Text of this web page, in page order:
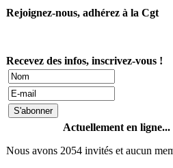
Rejoignez-nous, adhérez à la Cgt
Recevez des infos, inscrivez-vous !
Actuellement en ligne...
Nous avons 2054 invités et aucun